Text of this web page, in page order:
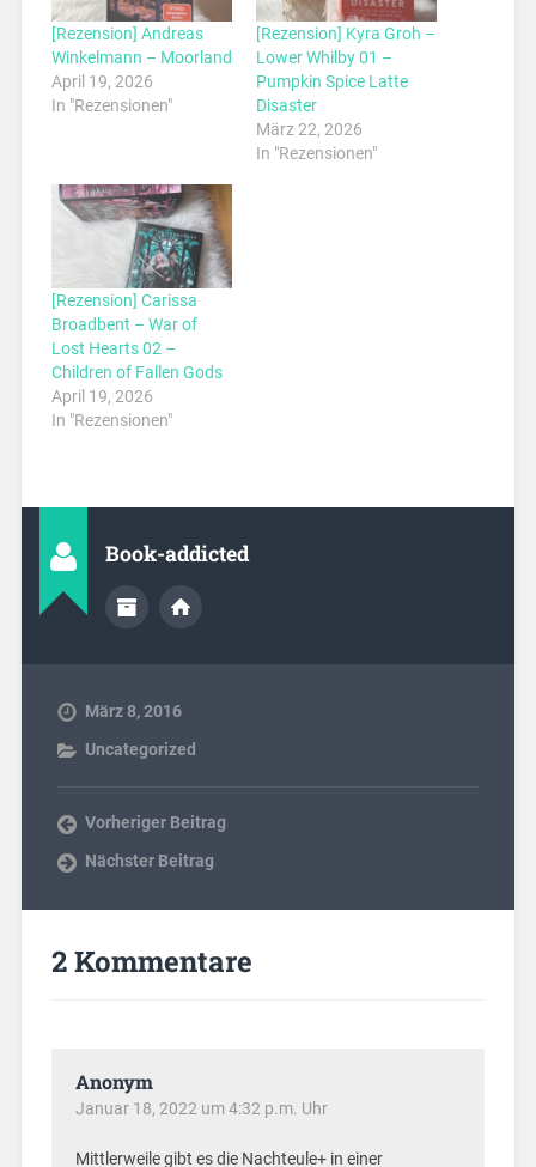
[Rezension] Andreas
Winkelmann – Moorland
April 19, 2026
In "Rezensionen"
[Rezension] Kyra Groh –
Lower Whilby 01 –
Pumpkin Spice Latte
Disaster
März 22, 2026
In "Rezensionen"
[Rezension] Carissa
Broadbent – War of
Lost Hearts 02 –
Children of Fallen Gods
April 19, 2026
In "Rezensionen"
Book-addicted
März 8, 2016
Uncategorized
Vorheriger Beitrag
Nächster Beitrag
2 Kommentare
Anonym
Januar 18, 2022 um 4:32 p.m. Uhr
Mittlerweile gibt es die Nachteule+ in einer